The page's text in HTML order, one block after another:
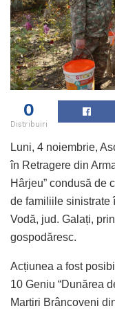
0
Distribuiri
Luni, 4 noiembrie,
în Retragere din
Hârjeu” condusă de
de familiile sinistrate
Vodă, jud. Galați,
gospodăresc.
Acțiunea a fost
10 Geniu “Dunărea
Martiri Brâncoveni